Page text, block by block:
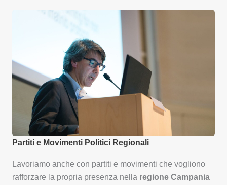
Partiti e Movimenti Politici Regionali
Lavoriamo anche con partiti e movimenti che vogliono
rafforzare la propria presenza nella regione Campania